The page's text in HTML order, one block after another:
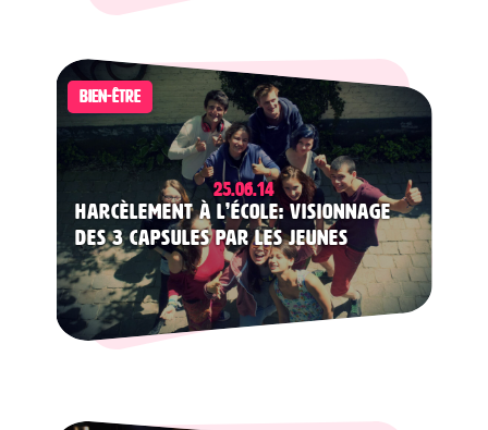
BIEN-ÊTRE
25.06.14
Harcèlement à l’école: visionnage
des 3 capsules par les jeunes